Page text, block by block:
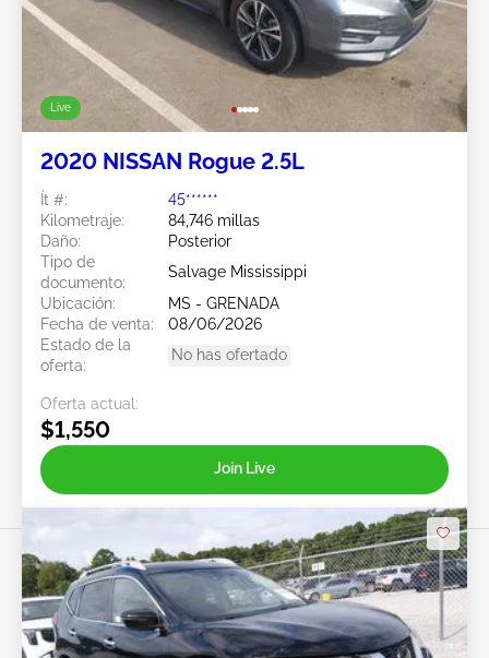
Live
2020 NISSAN Rogue 2.5L
Ít #:
45******
Kilometraje:
84,746 millas
Daño:
Posterior
Tipo de
documento:
Salvage Mississippi
Ubicación:
MS - GRENADA
Fecha de venta:
08/06/2026
Estado de la
oferta:
No has ofertado
Oferta actual:
$1,550
Join Live